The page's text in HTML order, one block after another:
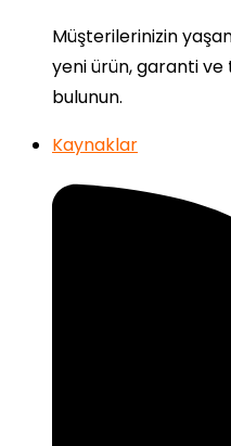
Müşterilerinizin
yeni ürün, garanti
bulunun.
Kaynaklar